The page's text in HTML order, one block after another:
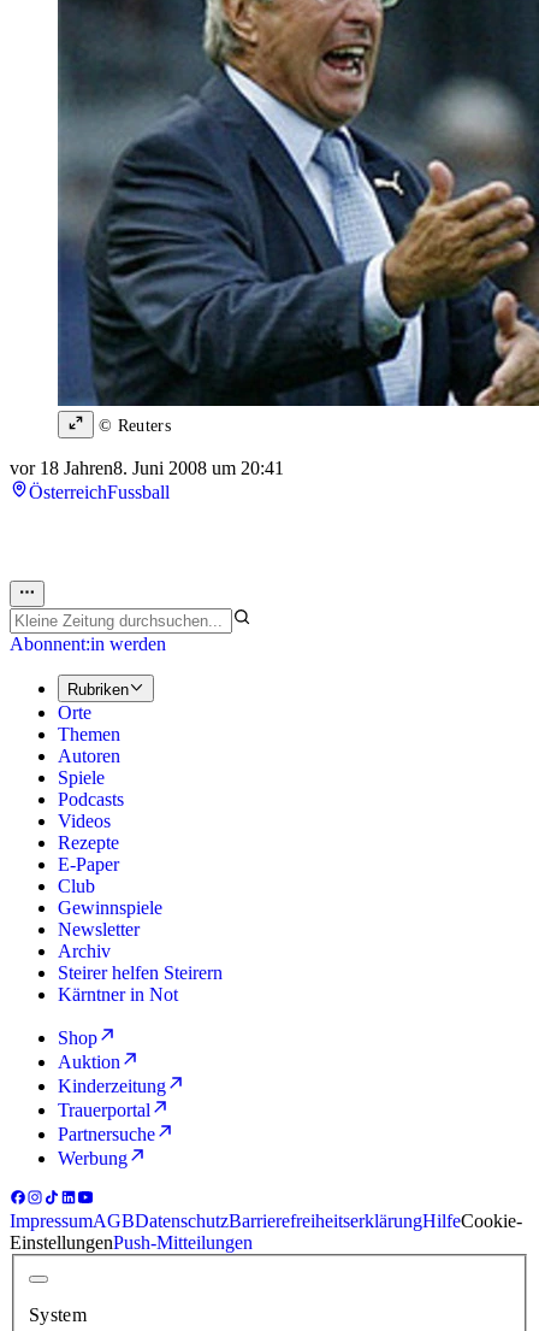
© Reuters
vor 18 Jahren8. Juni 2008 um 20:41
ÖsterreichFussball
Abonnent:in werden
Rubriken
Orte
Themen
Autoren
Spiele
Podcasts
Videos
Rezepte
E-Paper
Club
Gewinnspiele
Newsletter
Archiv
Steirer helfen Steirern
Kärntner in Not
Shop
Auktion
Kinderzeitung
Trauerportal
Partnersuche
Werbung
ImpressumAGBDatenschutzBarrierefreiheitserklärungHilfeCookie-
EinstellungenPush-Mitteilungen
System